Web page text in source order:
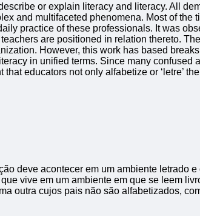
or explain literacy and literacy. All
and multifaceted phenomena. Most of
practice of these professionals. It was
are positioned in relation thereto.
However, this work has based
in unified terms. Since many confused
educators not only alfabetize or ‘letre’
deve acontecer em um ambiente letrado
vive em um ambiente em que se leem
outra cujos pais não são alfabetizados,